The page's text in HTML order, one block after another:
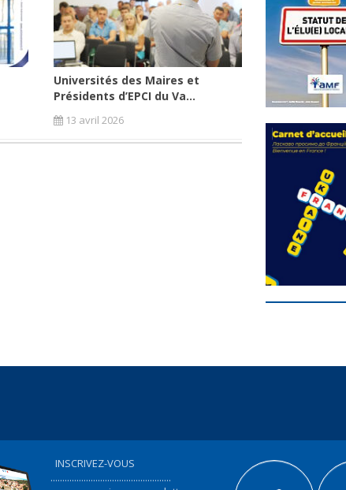
Universités des Maires et
Présidents d’EPCI du Va...
13 avril 2026
Statut de
l’élu local
Mise à jour avril
2024
FEUILLETER
en France,...
FEUILLETER
INSCRIVEZ-VOUS
...................................................